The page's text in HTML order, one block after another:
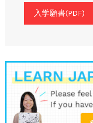
入学願書(PDF)